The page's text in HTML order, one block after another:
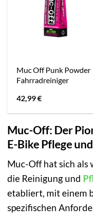
Muc Off Punk Powder
Fahrradreiniger
42,99€
Muc-Off: Der
E-Bike Pflege
Muc-Off hat sich
die Reinigung und
etabliert, mit einem
spezifischen